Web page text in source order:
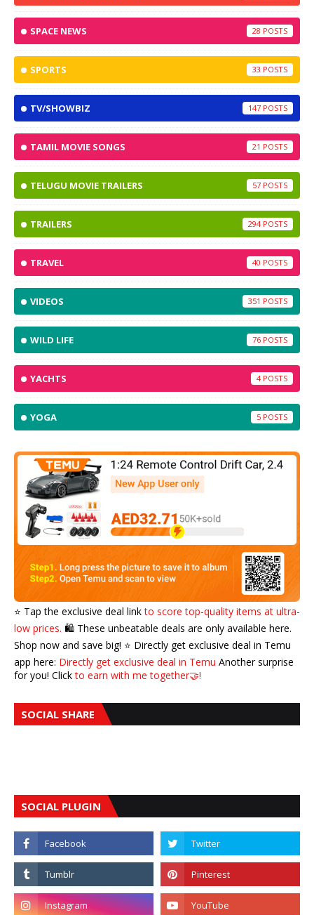
SPACE NEWS 28
SPORTS 33
TV/SHOWBIZ 147
TAMIL MOVIE SONGS 21
TELUGU MOVIE TRAILERS 57
TRAILERS 294
TRAVEL 40
VIDEOS 351
WILD LIFE 76
YACHTS 4
YOGA 5
⭐️ Tap the exclusive deal linkto score top-quality items at ultra-
low prices. 🛍️ These unbeatable deals are only available here.
Shop now and save big! ⭐️ Directly get exclusive deal in Temu
app here: Directly get exclusive deal in Temu Another surprise
for you! Clickto earn with me together🤝!
SOCIAL SHARE
SOCIAL PLUGIN